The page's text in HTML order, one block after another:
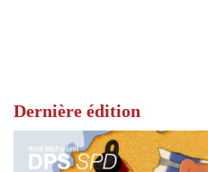
Dernière édition